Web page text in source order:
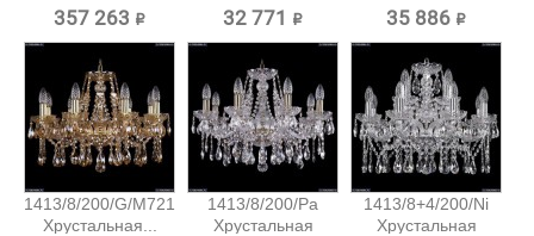
357 263 ₽
подвесная...
32 771 ₽ 35 886 ₽
1413/8/200/G/M721
Хрустальная...
1413/8/200/Pa
Хрустальная
1413/8+4/200/Ni
Хрустальная